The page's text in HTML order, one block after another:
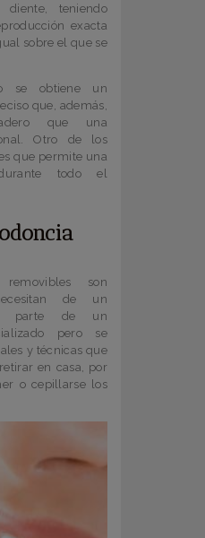
teniendo
exacta
sobre el que se
se obtiene un
que, además,
que una
Otro de los
que permite una
todo el
removibles son
de un
parte de un
pero se
y técnicas que
en casa, por
o cepillarse los